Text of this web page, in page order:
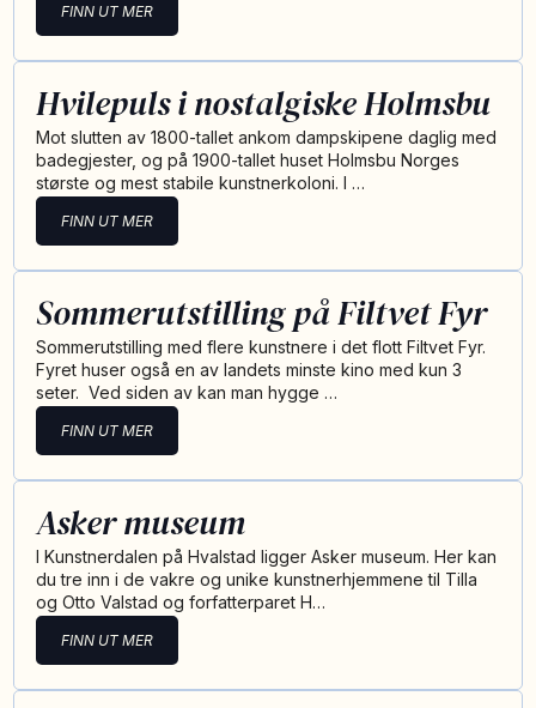
FINN UT MER
Hvilepuls i nostalgiske Holmsbu
Mot slutten av 1800-tallet ankom dampskipene daglig med
badegjester, og på 1900-tallet huset Holmsbu Norges
største og mest stabile kunstnerkoloni. I …
FINN UT MER
Sommerutstilling på Filtvet Fyr
Sommerutstilling med flere kunstnere i det flott Filtvet Fyr.
Fyret huser også en av landets minste kino med kun 3
seter. Ved siden av kan man hygge …
FINN UT MER
Asker museum
I Kunstnerdalen på Hvalstad ligger Asker museum. Her kan
du tre inn i de vakre og unike kunstnerhjemmene til Tilla
og Otto Valstad og forfatterparet H…
FINN UT MER